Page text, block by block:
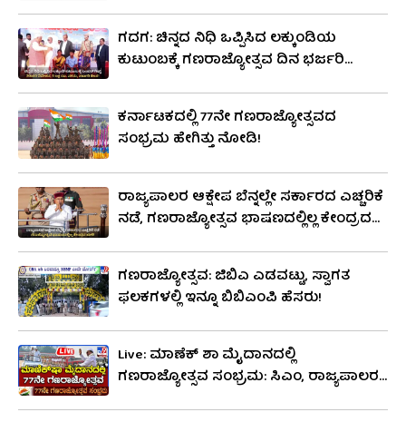
ಪ್ರಶಸ್ತಿ ನೀಡಿ ಗೌರವಿಸುತ್ತಾರೆ.
ಗದಗ: ಚಿನ್ನದ ನಿಧಿ ಒಪ್ಪಿಸಿದ ಲಕ್ಕುಂಡಿಯ
ಕುಟುಂಬಕ್ಕೆ ಗಣರಾಜ್ಯೋತ್ಸವ ದಿನ ಭರ್ಜರಿ
ಕರ್ನಾಟಕದಲ್ಲಿ 77ನೇ ಗಣರಾಜ್ಯೋತ್ಸವದ
ಸಂಭ್ರಮ ಹೇಗಿತ್ತು ನೋಡಿ!
ರಾಜ್ಯಪಾಲರ ಆಕ್ಷೇಪ ಬೆನ್ನಲ್ಲೇ ಸರ್ಕಾರದ ಎಚ್ಚರಿಕೆ
ನಡೆ, ಗಣರಾಜ್ಯೋತ್ಸವ ಭಾಷಣದಲ್ಲಿಲ್ಲ ಕೇಂದ್ರದ
ಗಣರಾಜ್ಯೋತ್ಸವ: ಜಿಬಿಎ ಎಡವಟ್ಟು, ಸ್ವಾಗತ
ಫಲಕಗಳಲ್ಲಿ ಇನ್ನೂ ಬಿಬಿಎಂಪಿ ಹೆಸರು!
Live: ಮಾಣೆಕ್​ ಶಾ ಮೈದಾನದಲ್ಲಿ
ಗಣರಾಜ್ಯೋತ್ಸವ ಸಂಭ್ರಮ: ಸಿಎಂ, ರಾಜ್ಯಪಾಲರ